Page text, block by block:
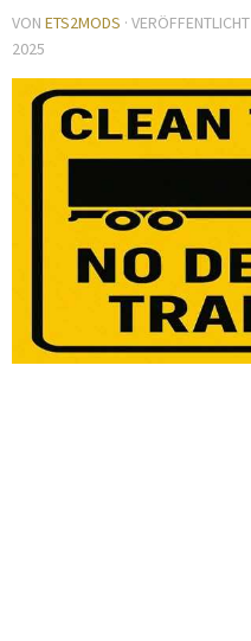
VON ETS2MODS · VERÖFFENTLICHT
2025